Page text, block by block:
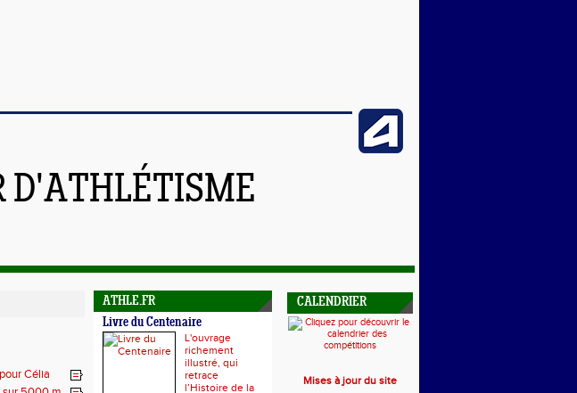
D'ATHLÉTISME
Célia
ATHLE.FR
Livre du Centenaire
L'ouvrage
richement
illustré, qui
retrace
l’Histoire de la
CALENDRIER
Mises à jour du site